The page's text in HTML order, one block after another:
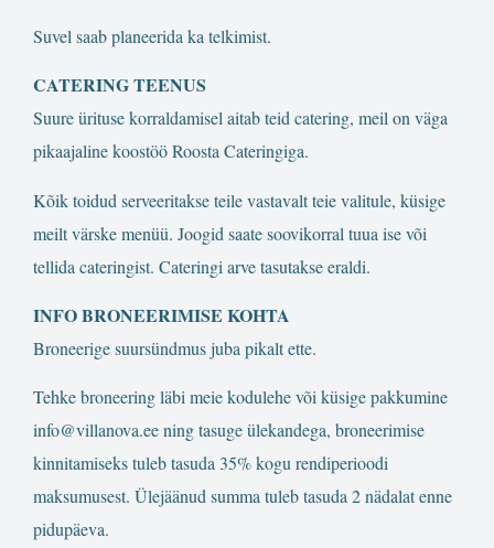
Suvel saab planeerida ka telkimist.
CATERING TEENUS
Suure ürituse korraldamisel aitab teid catering, meil on väga
pikaajaline koostöö Roosta Cateringiga.
Kõik toidud serveeritakse teile vastavalt teie valitule, küsige
meilt värske menüü. Joogid saate soovikorral tuua ise või
tellida cateringist. Cateringi arve tasutakse eraldi.
INFO BRONEERIMISE KOHTA
Broneerige suursündmus juba pikalt ette.
Tehke broneering läbi meie kodulehe või küsige pakkumine
info@villanova.eening tasuge ülekandega, broneerimise
kinnitamiseks tuleb tasuda 35% kogu rendiperioodi
maksumusest. Ülejäänud summa tuleb tasuda 2 nädalat enne
pidupäeva.